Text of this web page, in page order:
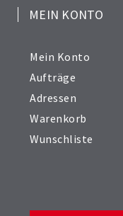
MEIN KONTO
Mein Konto
Aufträge
Adressen
Warenkorb
Wunschliste